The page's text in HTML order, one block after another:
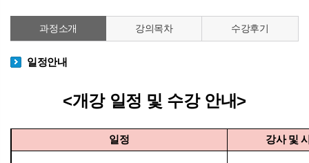
과정소개 강의목차 수강후기
일정안내
<개강 일정 및 수강 안내>
일정 강사 및